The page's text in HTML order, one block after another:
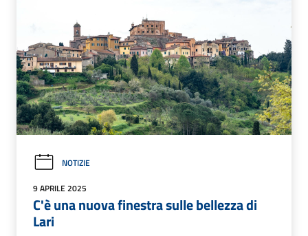
NOTIZIE
9 APRILE 2025
C'è una nuova finestra sulle bellezza di
Lari